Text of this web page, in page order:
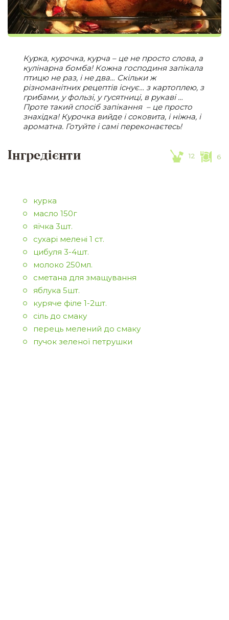
Курка, курочка, курча – це не просто слова, а
кулінарна бомба! Кожна господиня запікала
птицю не раз, і не два… Скільки ж
різноманітних рецептів існує… з картоплею, з
грибами, у фользі, у гусятниці, в рукаві …
Проте такий спосіб запікання – це просто
знахідка! Курочка вийде і соковита, і ніжна, і
ароматна. Готуйте і самі переконаєтесь!
Інгредієнти 12 6
курка
масло 150г
яїчка 3шт.
сухарі мелені 1 ст.
цибуля 3-4шт.
молоко 250мл.
сметана для змащування
яблука 5шт.
куряче філе 1-2шт.
сіль до смаку
перець мелений до смаку
пучок зеленої петрушки